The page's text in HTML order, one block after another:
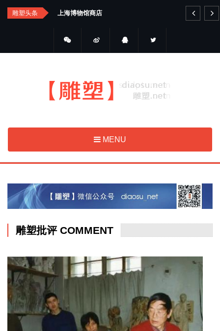
Skip
雕塑头条
MENU
雕塑批评 COMMENT